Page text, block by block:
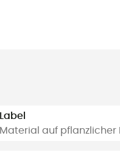
Label
Material auf pflanzlicher